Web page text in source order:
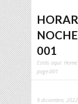
001
Estás aquí: Home
page-001
9 diciembre, 2022